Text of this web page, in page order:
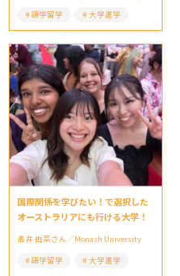
語学留学
大学進学
国際関係を学びたい！で選択した
オーストラリアにも行ける大学！
髙井 由菜さん／Monash University
語学留学
大学進学